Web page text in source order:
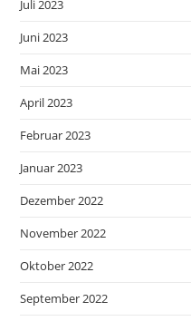
Juli 2023
Juni 2023
Mai 2023
April 2023
Februar 2023
Januar 2023
Dezember 2022
November 2022
Oktober 2022
September 2022